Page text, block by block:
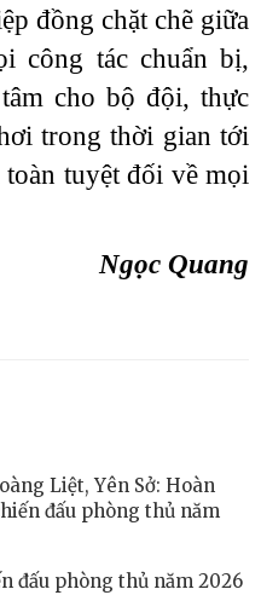
đồng chặt chẽ giữa
công tác chuẩn bị,
cho bộ đội, thực
trong thời gian tới
toàn tuyệt đối về mọi
Ngọc Quang
Liệt, Yên Sở: Hoàn
đấu phòng thủ năm
đấu phòng thủ năm 2026